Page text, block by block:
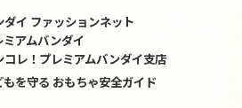
ダイ ファッションネット
ミアムバンダイ
コレ！プレミアムバンダイ支店
もを守る おもちゃ安全ガイド